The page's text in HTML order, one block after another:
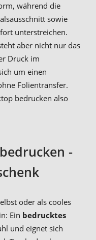
während die
sowie
unterstreichen.
aber nicht nur das
Druck im
um einen
Folientransfer.
bedrucken also
-
oder als cooles
Ein bedrucktes
und eignet sich